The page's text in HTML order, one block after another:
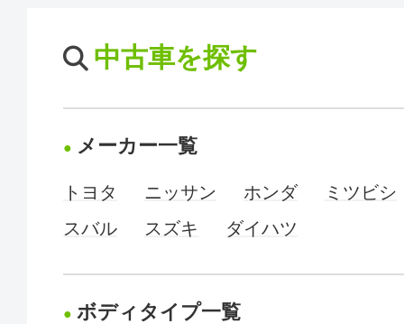
中古車を探す
メーカー一覧
トヨタ ニッサン ホンダ
ミツビシ
スバル
スズキ ダイハツ
ボディタイプ一覧